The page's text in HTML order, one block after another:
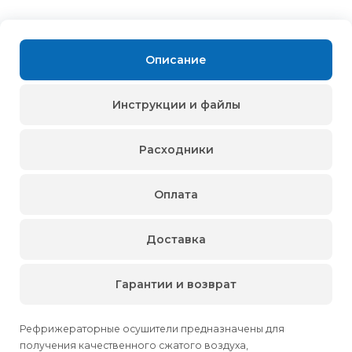
Описание
Рефрижераторные осушители предназначены для
получения качественного сжатого воздуха,
Инструкции и файлы
Расходники
Оплата
Доставка
Гарантии и возврат